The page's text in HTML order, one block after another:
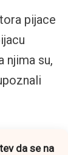
pijace
njima su,
da se na